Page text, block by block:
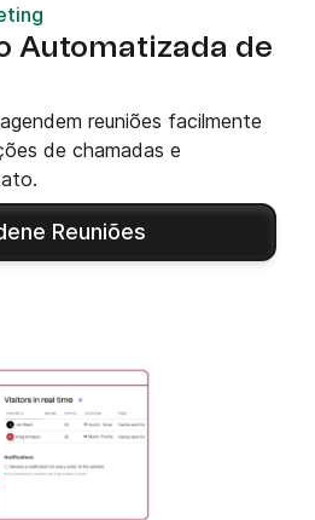
Automatizada de
reuniões facilmente
de chamadas e
Reuniões